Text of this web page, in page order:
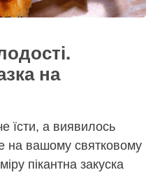
на
їсти, а виявилось
на вашому святковому
пікантна закуска